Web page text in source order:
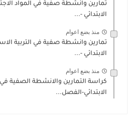
تمارين وانشطة صفية في المواد
الابتدائي -...
منذ بضع اعوام
تمارين وانشطة صفية في التربية
الابتدائي -...
منذ بضع اعوام
كراسة التمارين والانشطة الصفية
الابتدائي-الفصل...